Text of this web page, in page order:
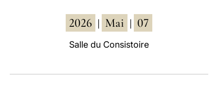
2026 Mai 07
Salle du Consistoire